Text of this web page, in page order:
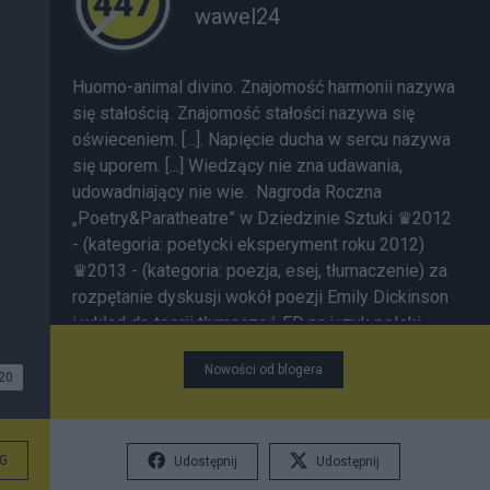
20
wawel24
Huomo-animal divino. Znajomość harmonii nazywa
się stałością. Znajomość stałości nazywa się
oświeceniem. [...]. Napięcie ducha w sercu nazywa
się uporem. [...] Wiedzący nie zna udawania,
udowadniający nie wie. Nagroda Roczna
„Poetry&Paratheatre” w Dziedzinie Sztuki ♛2012
- (kategoria: poetycki eksperyment roku 2012)
♛2013 - (kategoria: poezja, esej, tłumaczenie) za
rozpętanie dyskusji wokół poezji Emily Dickinson
i wkład do teorii tłumaczeń ED na język polski
========================== ❀
TEMATYCZNA LISTA NOTEK ❀ F I L O Z O F I A ✹
Hołodomor. Ludobójstwo. Odsłona druga. Nowe
metody 3.10.04.2011 P O S T A C I 1.Franz Kafka
Nowości od blogera
Udostępnij Udostępnij